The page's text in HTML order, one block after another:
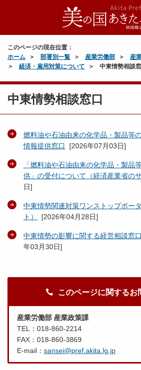
このページの現在位置：
ホーム
部署別一覧 産業労働部
産
経済・雇用対策について
中東情勢相談
中東情勢相談窓口
燃料油や石油由来の化学品・製品等
情報提供窓口
[2026年07月03日]
「燃料油や石油由来の化学品・製品
供」の受付について（経済産業省のサ
日]
中東情勢関連対策ワンストップポー
ト）
[2026年04月28日]
中東情勢の影響に関する経営相談窓
年03月30日]
このページに関するお
産業労働部 産業政策課
TEL：018-860-2214
FAX：018-860-3869
E-mail： sansei@pref.akita.lg.jp